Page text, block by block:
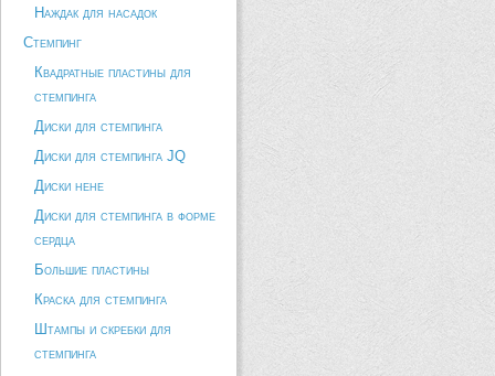
Наждак для насадок
Стемпинг
Квадратные пластины для
стемпинга
Диски для стемпинга
Диски для стемпинга JQ
Диски hehe
Диски для стемпинга в форме
сердца
Большие пластины
Краска для стемпинга
Штампы и скребки для
стемпинга